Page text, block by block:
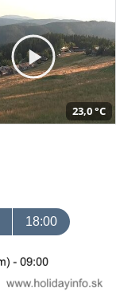
23,0 °C
18:00